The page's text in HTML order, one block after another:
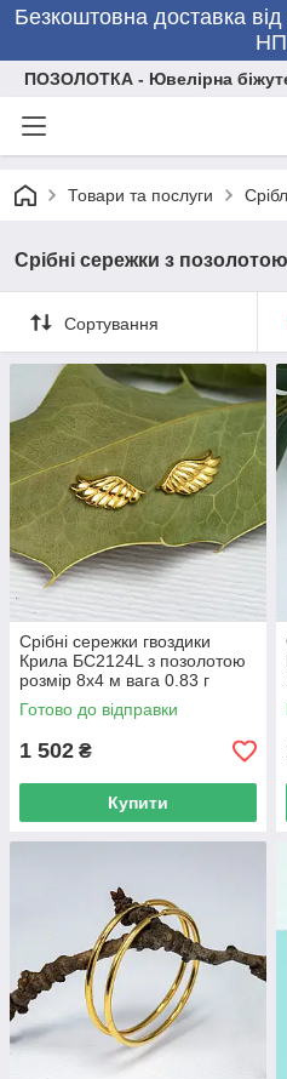
Безкоштовна доставка
НП
ПОЗОЛОТКА - Ювелірна
Товари та послуги
Срібні сережки з позолотою
Сортування
Срібні сережки гвоздики
Крила БС2124L з позолотою
розмір 8х4 м вага 0.83 г
Готово до відправки
1 502 ₴
Купити